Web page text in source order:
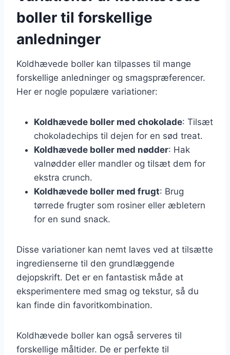
boller til forskellige
anledninger
Koldhævede boller kan tilpasses til mange
forskellige anledninger og smagspræferencer.
Her er nogle populære variationer:
Koldhævede boller med chokolade: Tilsæt
chokoladechips til dejen for en sød treat.
Koldhævede boller med nødder: Hak
valnødder eller mandler og tilsæt dem for
ekstra crunch.
Koldhævede boller med frugt: Brug
tørrede frugter som rosiner eller æbletern
for en sund snack.
Disse variationer kan nemt laves ved at tilsætte
ingredienserne til den grundlæggende
dejopskrift. Det er en fantastisk måde at
eksperimentere med smag og tekstur, så du
kan finde din favoritkombination.
Koldhævede boller kan også serveres til
forskellige måltider. De er perfekte til